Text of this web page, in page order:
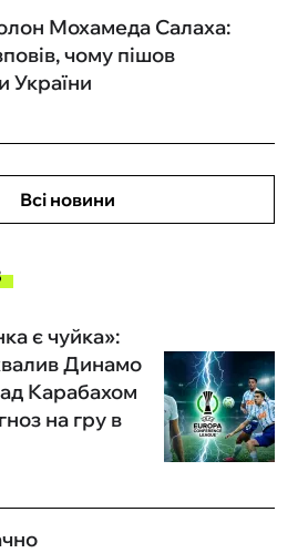
Мохамеда Салаха:
чому пішов
України
Всі новини
є чуйка»:
Динамо
Карабахом
на гру в